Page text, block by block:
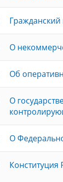
Гражданский
О
Об
О
О